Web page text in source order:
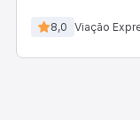
8,0 Viação